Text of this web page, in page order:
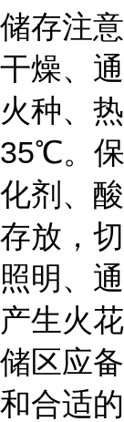
储存注
干燥、
火种、
35℃。
化剂、
存放，
照明、
产生火
储区应
和合适